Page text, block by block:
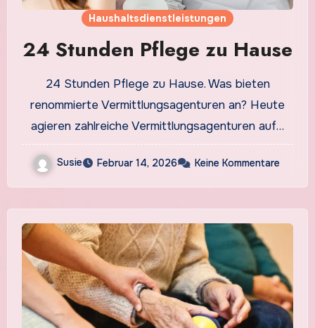
Haushaltsdienstleistungen
24 Stunden Pflege zu Hause
24 Stunden Pflege zu Hause. Was bieten
renommierte Vermittlungsagenturen an? Heute
agieren zahlreiche Vermittlungsagenturen auf…
Susie Februar 14, 2026 Keine Kommentare